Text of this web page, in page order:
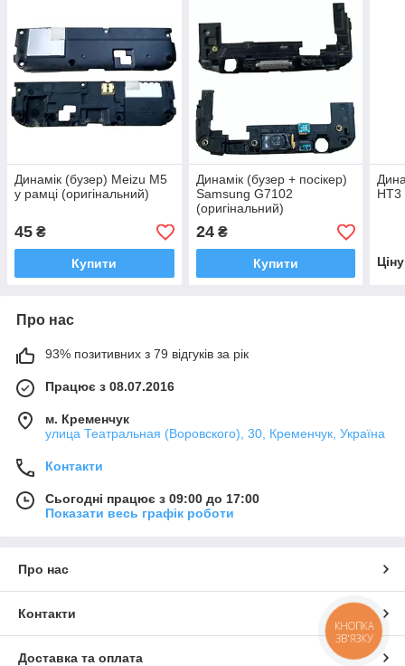
Динамік (бузер) Meizu M5
у рамці (оригінальний)
45 ₴
Купити
Динамік (бузер + посікер)
Samsung G7102
(оригінальний)
24₴
Купити
HT3
Про нас
93% позитивних з 79 відгуків за рік
Працює з 08.07.2016
м. Кременчук
улица Театральная (Воровского), 30, Кременчук, Україна
Контакти
Сьогодні працює з 09:00 до 17:00
Показати весь графік роботи
Про нас
Контакти
Доставка та оплата
КНОПКА
ЗВ'ЯЗКУ